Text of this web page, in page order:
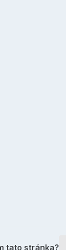
tato stránka?